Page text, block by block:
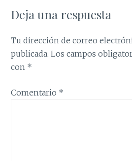
Deja una respuesta
Tu dirección de correo
publicada. Los campos
con *
Comentario *